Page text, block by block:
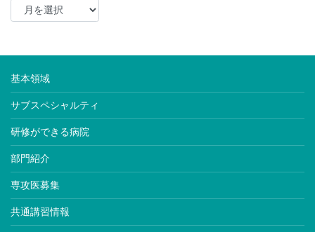
基本領域
サブスペシャルティ
研修ができる病院
部門紹介
専攻医募集
共通講習情報